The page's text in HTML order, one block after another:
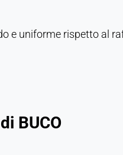
e uniforme rispetto al
BUCO